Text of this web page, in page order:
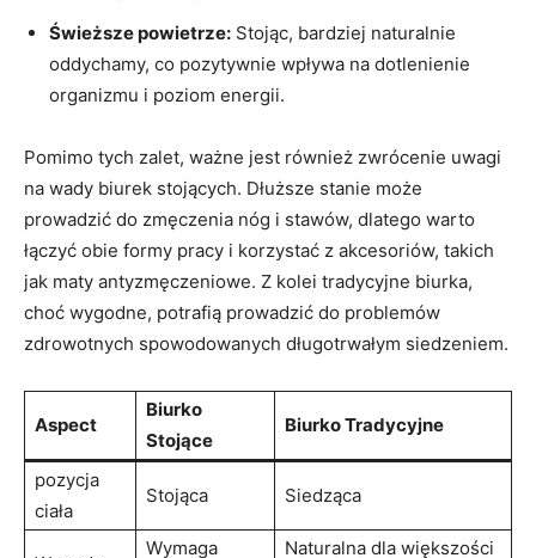
Świeższe powietrze: Stojąc, ‌bardziej naturalnie⁣
oddychamy, co pozytywnie wpływa na dotlenienie ​
organizmu i poziom ⁣energii.
Pomimo tych zalet, ważne jest również zwrócenie uwagi
na‍ wady biurek stojących. Dłuższe stanie może
prowadzić do zmęczenia⁤ nóg i stawów, dlatego warto
łączyć⁤ obie ​formy pracy⁣ i korzystać z ⁤akcesoriów, takich
jak⁢ maty antyzmęczeniowe. ⁣Z ‌kolei tradycyjne biurka,
⁣choć⁤ wygodne, potrafią prowadzić do⁢ problemów
zdrowotnych spowodowanych długotrwałym siedzeniem.
Aspect
Biurko
Stojące
Biurko Tradycyjne
pozycja​
ciała
Stojąca Siedząca
Wymaga
Naturalna dla większości